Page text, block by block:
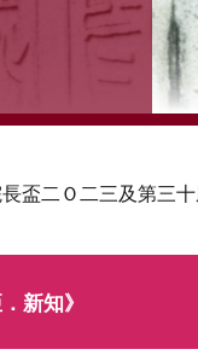
盃二Ｏ二三及第三
新知》